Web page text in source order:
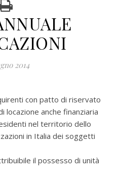
2014
con patto di riservato
locazione anche finanziaria
nel territorio dello
in Italia dei soggetti
il possesso di unità